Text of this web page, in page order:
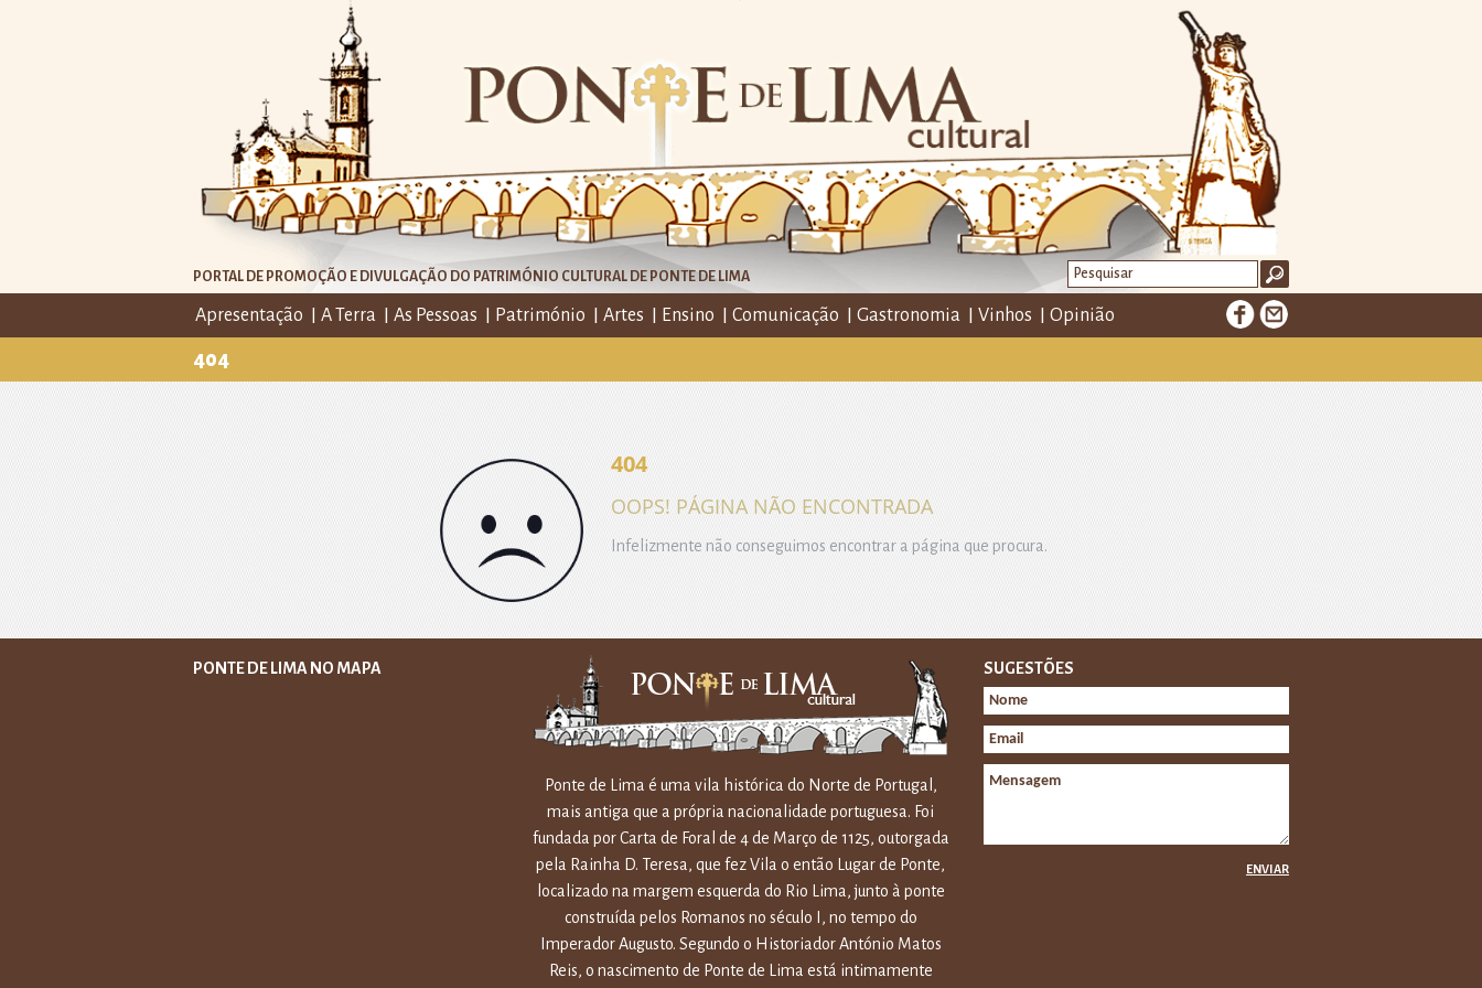
PORTAL DE PROMOÇÃO E DIVULGAÇÃO DO PATRIMÓNIO CULTURAL DE PONTE DE LIMA
Apresentação A Terra As Pessoas Património Artes Ensino Comunicação Gastronomia Vinhos Opinião
404
404
OOPS! PÁGINA NÃO ENCONTRADA
Infelizmente não conseguimos encontrar a página que procura.
PONTE DE LIMA NO MAPA
Ponte de Lima é uma vila histórica do Norte de Portugal,
mais antiga que a própria nacionalidade portuguesa. Foi
fundada por Carta de Foral de 4 de Março de 1125, outorgada
pela Rainha D. Teresa, que fez Vila o então Lugar de Ponte,
localizado na margem esquerda do Rio Lima, junto à ponte
construída pelos Romanos no século I, no tempo do
Imperador Augusto. Segundo o Historiador António Matos
Reis, o nascimento de Ponte de Lima está intimamente
SUGESTÕES
ENVIAR